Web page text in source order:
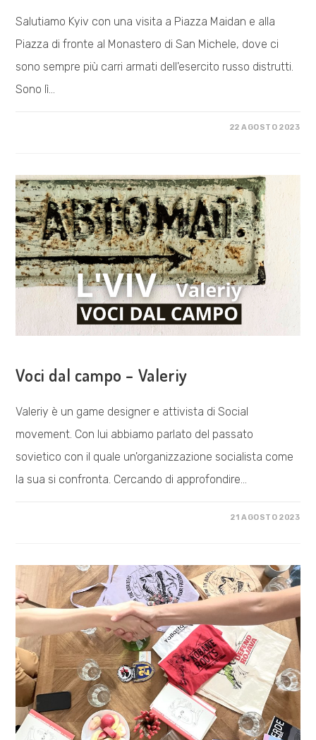
Salutiamo Kyiv con una visita a Piazza Maidan e alla
Piazza di fronte al Monastero di San Michele, dove ci
sono sempre più carri armati dell'esercito russo distrutti.
Sono lì…
4
22 AGOSTO 2023
Voci dal campo – Valeriy
Valeriy è un game designer e attivista di Social
movement. Con lui abbiamo parlato del passato
sovietico con il quale un'organizzazione socialista come
la sua si confronta. Cercando di approfondire…
VALERIY
21 AGOSTO 2023